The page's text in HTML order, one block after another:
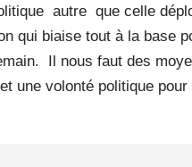
autre que celle
qui biaise tout à la base
Il nous faut des
une volonté politique pour